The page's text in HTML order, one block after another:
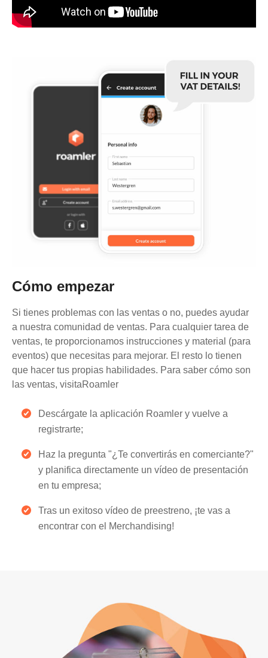
Cómo empezar
Si tienes problemas con las ventas o no, puedes ayudar
a nuestra comunidad de ventas. Para cualquier tarea de
ventas, te proporcionamos instrucciones y material (para
eventos) que necesitas para mejorar. El resto lo tienen
que hacer tus propias habilidades. Para saber cómo son
las ventas, visitaRoamler
Descárgate la aplicación Roamler y vuelve a
registrarte;
Haz la pregunta "¿Te convertirás en comerciante?"
y planifica directamente un vídeo de presentación
en tu empresa;
Tras un exitoso vídeo de preestreno, ¡te vas a
encontrar con el Merchandising!